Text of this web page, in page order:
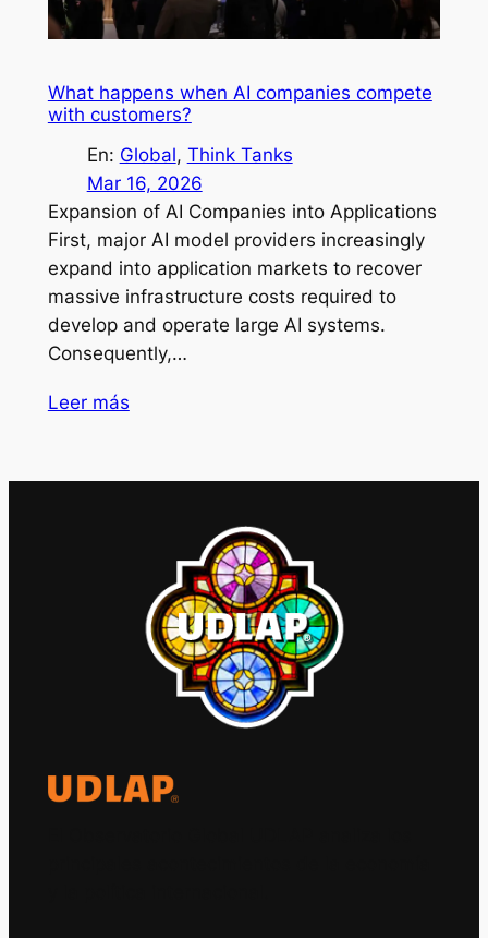
What happens when AI companies compete
with customers?
En: Global, Think Tanks
Mar 16, 2026
Expansion of AI Companies into Applications
First, major AI model providers increasingly
expand into application markets to recover
massive infrastructure costs required to
develop and operate large AI systems.
Consequently,…
Leer más